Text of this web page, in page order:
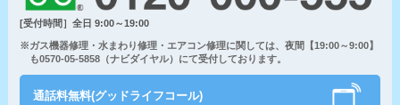
[受付時間］全日 9:00～19:00
※ガス機器修理・水まわり修理・エアコン修理に関しては、夜間【19:00～9:00】
も0570-05-5858（ナビダイヤル）にて受付しております。
通話料無料(グッドライフコール)